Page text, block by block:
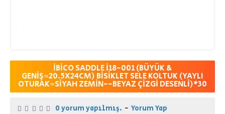
İBİCO SADDLE İ18-001 (BÜYÜK &
GENİŞ=20.5X24CM) BİSİKLET SELE KOLTUK (YAYLI
OTURAK=SİYAH ZEMİN--BEYAZ ÇİZGİ DESENLİ)*30
0 yorum yapılmış. - Yorum Yap